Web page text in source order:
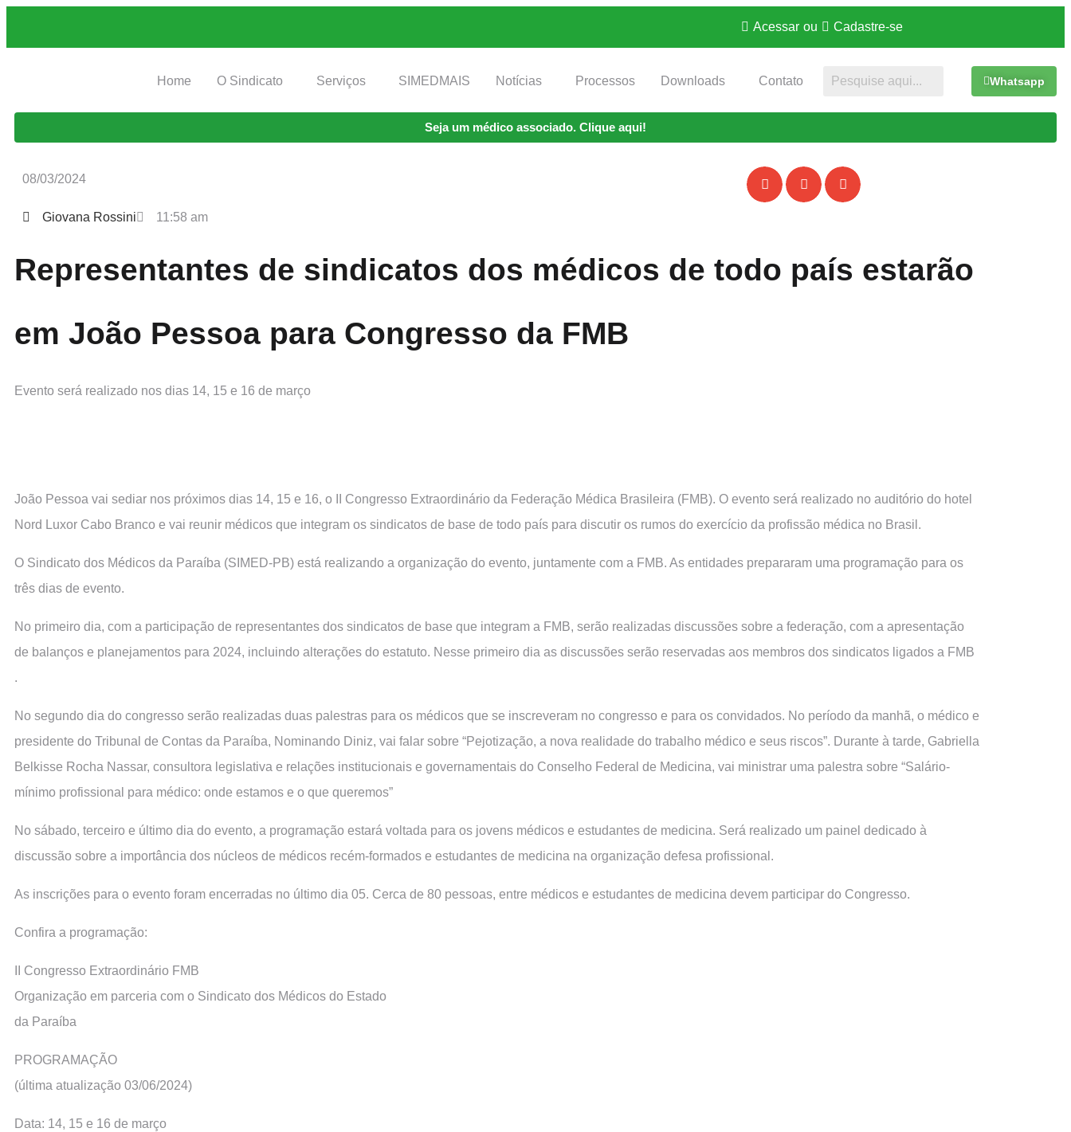
Acessar ou Cadastre-se
Home O Sindicato Serviços SIMEDMAIS Notícias Processos Downloads Contato Whatsapp
Seja um médico associado. Clique aqui!
08/03/2024
Giovana Rossini 11:58 am
Representantes de sindicatos dos médicos de todo país estarão
em João Pessoa para Congresso da FMB
Evento será realizado nos dias 14, 15 e 16 de março
João Pessoa vai sediar nos próximos dias 14, 15 e 16, o II Congresso Extraordinário da Federação Médica Brasileira (FMB). O evento será realizado no auditório do hotel
Nord Luxor Cabo Branco e vai reunir médicos que integram os sindicatos de base de todo país para discutir os rumos do exercício da profissão médica no Brasil.
O Sindicato dos Médicos da Paraíba (SIMED-PB) está realizando a organização do evento, juntamente com a FMB. As entidades prepararam uma programação para os
três dias de evento.
No primeiro dia, com a participação de representantes dos sindicatos de base que integram a FMB, serão realizadas discussões sobre a federação, com a apresentação
de balanços e planejamentos para 2024, incluindo alterações do estatuto. Nesse primeiro dia as discussões serão reservadas aos membros dos sindicatos ligados a FMB
.
No segundo dia do congresso serão realizadas duas palestras para os médicos que se inscreveram no congresso e para os convidados. No período da manhã, o médico e
presidente do Tribunal de Contas da Paraíba, Nominando Diniz, vai falar sobre “Pejotização, a nova realidade do trabalho médico e seus riscos”. Durante à tarde, Gabriella
Belkisse Rocha Nassar, consultora legislativa e relações institucionais e governamentais do Conselho Federal de Medicina, vai ministrar uma palestra sobre “Salário-
mínimo profissional para médico: onde estamos e o que queremos”
No sábado, terceiro e último dia do evento, a programação estará voltada para os jovens médicos e estudantes de medicina. Será realizado um painel dedicado à
discussão sobre a importância dos núcleos de médicos recém-formados e estudantes de medicina na organização defesa profissional.
As inscrições para o evento foram encerradas no último dia 05. Cerca de 80 pessoas, entre médicos e estudantes de medicina devem participar do Congresso.
Confira a programação:
II Congresso Extraordinário FMB
Organização em parceria com o Sindicato dos Médicos do Estado
da Paraíba
PROGRAMAÇÃO
(última atualização 03/06/2024)
Data: 14, 15 e 16 de março